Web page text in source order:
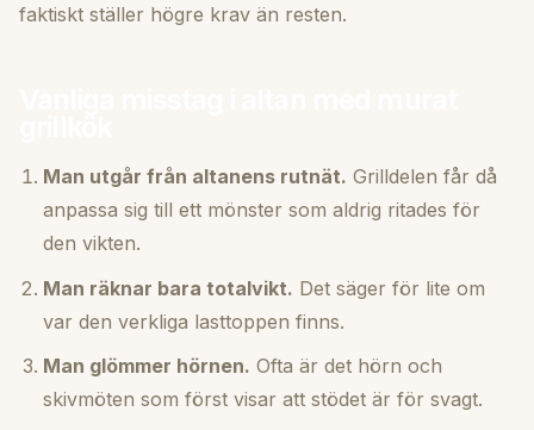
faktiskt ställer högre krav än resten.
Man utgår från altanens rutnät. Grilldelen får då
anpassa sig till ett mönster som aldrig ritades för
den vikten.
Man räknar bara totalvikt. Det säger för lite om
var den verkliga lasttoppen finns.
Man glömmer hörnen. Ofta är det hörn och
skivmöten som först visar att stödet är för svagt.